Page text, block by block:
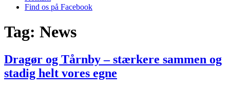
Find os på Facebook
Tag: News
Dragør og Tårnby – stærkere sammen og
stadig helt vores egne